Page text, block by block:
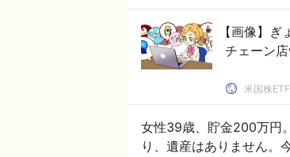
【画像】
チェーン
米国株
女性39歳、貯金200万円
り、遺産はありません。